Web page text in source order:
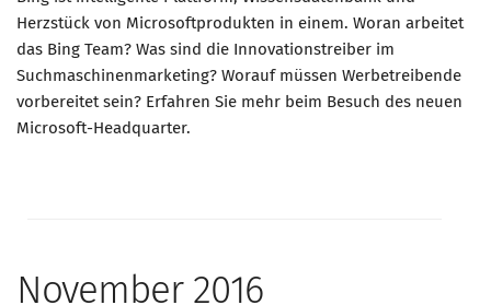
Herzstück von Microsoftprodukten in einem. Woran arbeitet
das Bing Team? Was sind die Innovationstreiber im
Suchmaschinenmarketing? Worauf müssen Werbetreibende
vorbereitet sein? Erfahren Sie mehr beim Besuch des neuen
Microsoft-Headquarter.
November 2016